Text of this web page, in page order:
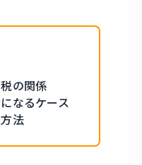
の関係
なるケース
法